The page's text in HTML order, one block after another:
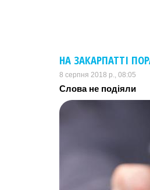
НА ЗАКАРПАТТІ
8 серпня 2018 р., 08:05
Слова не подіяли